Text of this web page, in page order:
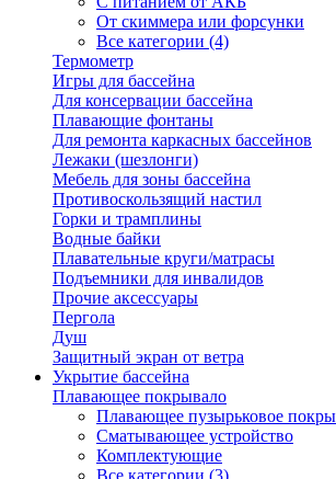
От скиммера или форсунки
Все категории (4)
Термометр
Игры для бассейна
Для консервации бассейна
Плавающие фонтаны
Для ремонта каркасных бассейнов
Лежаки (шезлонги)
Мебель для зоны бассейна
Противоскользящий настил
Горки и трамплины
Водные байки
Плавательные круги/матрасы
Подъемники для инвалидов
Прочие аксессуары
Пергола
Душ
Защитный экран от ветра
Укрытие бассейна
Плавающее покрывало
Плавающее пузырьковое
Сматывающее устройство
Комплектующие
Все категории (3)